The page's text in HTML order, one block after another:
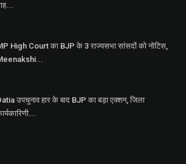
High Court का BJP के 3 राज्यसभा सांसदों को नोटिस,
उपचुनाव हार के बाद BJP का बड़ा एक्शन, जिला